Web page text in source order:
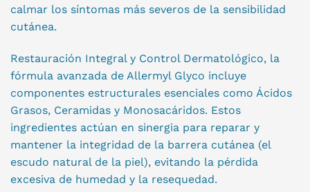
calmar los síntomas más severos de la sensibilidad
cutánea.
Restauración Integral y Control Dermatológico, la
fórmula avanzada de Allermyl Glyco incluye
componentes estructurales esenciales como Ácidos
Grasos, Ceramidas y Monosacáridos. Estos
ingredientes actúan en sinergia para reparar y
mantener la integridad de la barrera cutánea (el
escudo natural de la piel), evitando la pérdida
excesiva de humedad y la resequedad.